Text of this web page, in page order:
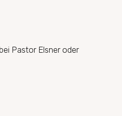
Pastor Elsner oder